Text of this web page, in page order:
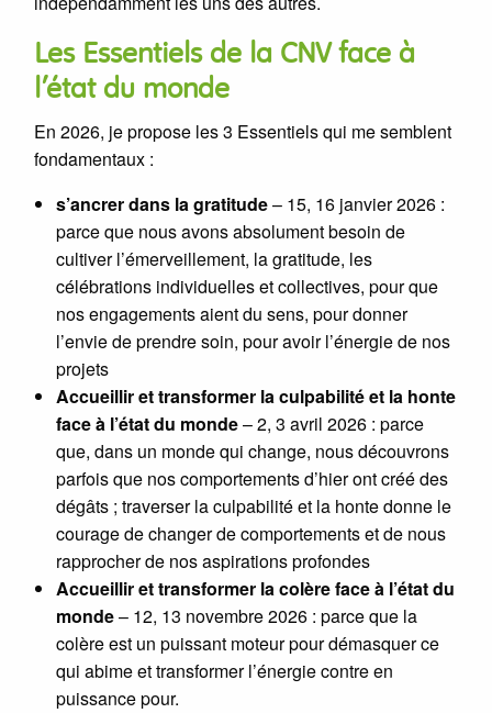
Les Essentiels de la CNV face à
l’état du monde
En 2026, je propose les 3 Essentiels qui me semblent
fondamentaux :
s’ancrer dans la gratitude– 15, 16 janvier 2026 :
parce que nous avons absolument besoin de
cultiver l’émerveillement, la gratitude, les
célébrations individuelles et collectives, pour que
nos engagements aient du sens, pour donner
l’envie de prendre soin, pour avoir l’énergie de nos
projets
Accueillir et transformer la culpabilité et la honte
face à l’état du monde– 2, 3 avril 2026 : parce
que, dans un monde qui change, nous découvrons
parfois que nos comportements d’hier ont créé des
dégâts ; traverser la culpabilité et la honte donne le
courage de changer de comportements et de nous
rapprocher de nos aspirations profondes
Accueillir et transformer la colère face à l’état du
monde– 12, 13 novembre 2026 : parce que la
colère est un puissant moteur pour démasquer ce
qui abime et transformer l’énergie contre en
puissance pour.